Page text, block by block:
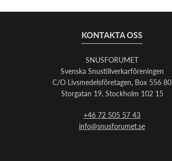
KONTAKTA OSS
SNUSFORUMET
Svenska Snustillverkarföreningen
C/O Livsmedelsföretagen, Box 556 80
Storgatan 19, Stockholm 102 15
+46 72 505 57 43
info@snusforumet.se